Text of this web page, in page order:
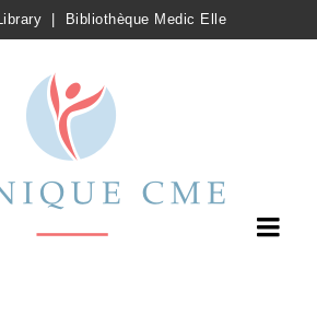
Bibliothèque Medic Elle